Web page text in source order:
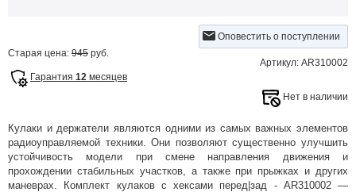
Оповестить о поступлении
Старая цена: 945 руб.
Артикул: AR310002
Гарантия 12 месяцев
Нет в наличии
Кулаки и держатели являются одними из самых важных элементов
радиоуправляемой техники. Они позволяют существенно улучшить
устойчивость модели при смене направления движения и
прохождении стабильных участков, а также при прыжках и других
маневрах. Комплект кулаков с хексами перед|зад - AR310002 —